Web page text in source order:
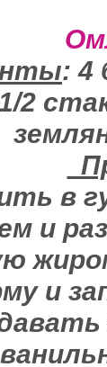
: 4
2
в
и
и